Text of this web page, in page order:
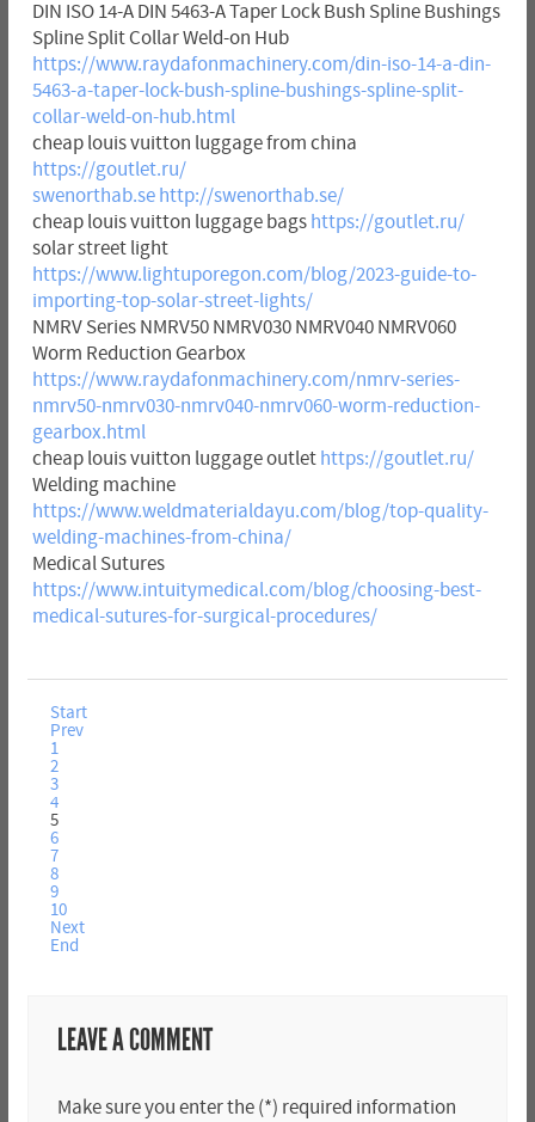
DIN ISO 14-A DIN 5463-A Taper Lock Bush Spline Bushings
Spline Split Collar Weld-on Hub
https://www.raydafonmachinery.com/din-iso-14-a-din-
5463-a-taper-lock-bush-spline-bushings-spline-split-
collar-weld-on-hub.html
cheap louis vuitton luggage from china
https://goutlet.ru/
swenorthab.se http://swenorthab.se/
cheap louis vuitton luggage bags https://goutlet.ru/
solar street light
https://www.lightuporegon.com/blog/2023-guide-to-
importing-top-solar-street-lights/
NMRV Series NMRV50 NMRV030 NMRV040 NMRV060
Worm Reduction Gearbox
https://www.raydafonmachinery.com/nmrv-series-
nmrv50-nmrv030-nmrv040-nmrv060-worm-reduction-
gearbox.html
cheap louis vuitton luggage outlet https://goutlet.ru/
Welding machine
https://www.weldmaterialdayu.com/blog/top-quality-
welding-machines-from-china/
Medical Sutures
https://www.intuitymedical.com/blog/choosing-best-
medical-sutures-for-surgical-procedures/
Start
Prev
1
2
3
4
5
6
7
8
9
10
Next
End
LEAVE A COMMENT
Make sure you enter the (*) required information